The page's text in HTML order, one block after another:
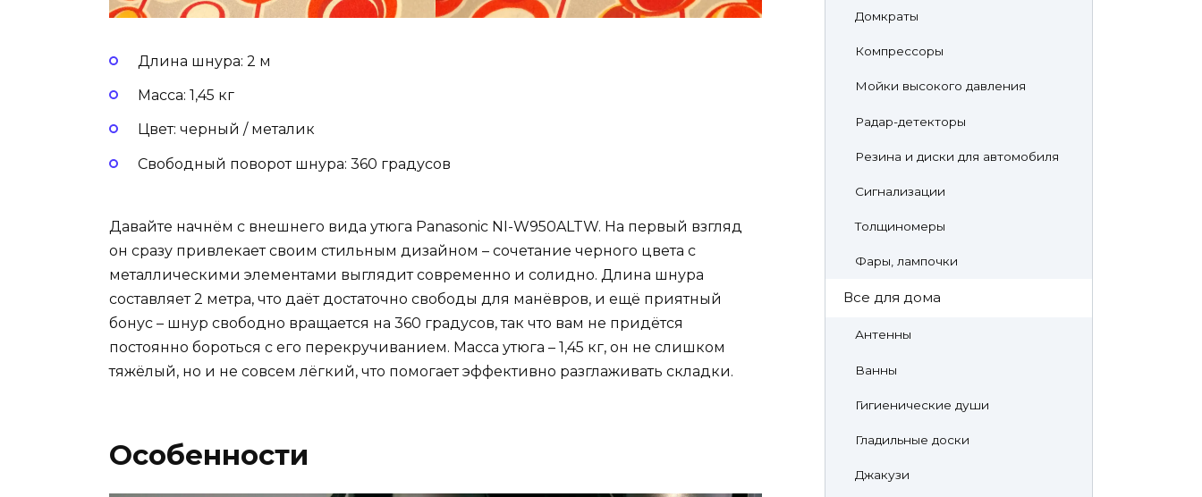
Длина шнура: 2 м
Масса: 1,45 кг
Цвет: черный / металик
Свободный поворот шнура: 360 градусов
Давайте начнём с внешнего вида утюга Panasonic NI-W950ALTW. На первый взгляд
он сразу привлекает своим стильным дизайном – сочетание черного цвета с
металлическими элементами выглядит современно и солидно. Длина шнура
составляет 2 метра, что даёт достаточно свободы для манёвров, и ещё приятный
бонус – шнур свободно вращается на 360 градусов, так что вам не придётся
постоянно бороться с его перекручиванием. Масса утюга – 1,45 кг, он не слишком
тяжёлый, но и не совсем лёгкий, что помогает эффективно разглаживать складки.
Особенности
Домкраты
Компрессоры
Мойки высокого давления
Радар-детекторы
Резина и диски для автомобиля
Сигнализации
Толщиномеры
Фары, лампочки
Все для дома
Антенны
Ванны
Гигиенические души
Гладильные доски
Джакузи